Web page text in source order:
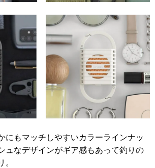
にもマッチしやすいカラーラインナッ
ュなデザインがギア感もあって釣りの
。